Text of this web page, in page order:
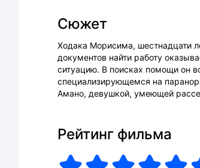
Сюжет
Ходака Морисима, шестнадцати
документов найти работу
ситуацию. В поисках помощи он
специализирующемся на
Амано, девушкой, умеющей
Рейтинг фильма